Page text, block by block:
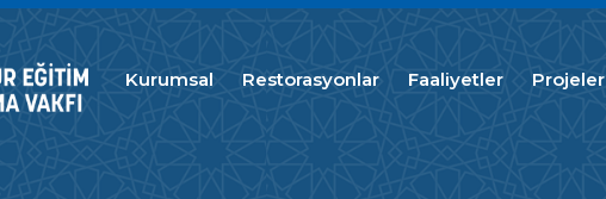
Kurumsal Restorasyonlar Faaliyetler Projeler